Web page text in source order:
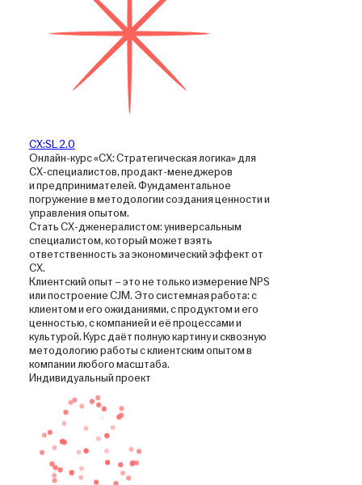
CX:SL 2.0
Онлайн-курс «CX: Стратегическая логика» для
CX-специалистов, продакт-менеджеров
и предпринимателей. Фундаментальное
погружение в методологии создания ценности и
управления опытом.
Стать CX-дженералистом: универсальным
специалистом, который может взять
ответственность за экономический эффект от
CX.
Клиентский опыт – это не только измерение NPS
или построение CJM. Это системная работа: с
клиентом и его ожиданиями, с продуктом и его
ценностью, с компанией и её процессами и
культурой. Курс даёт полную картину и сквозную
методологию работы с клиентским опытом в
компании любого масштаба.
Индивидуальный проект